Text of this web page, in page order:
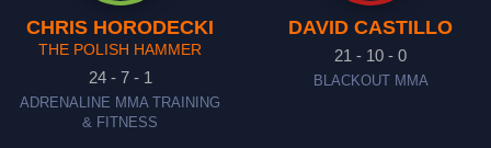
CHRIS HORODECKI
THE POLISH HAMMER
24 - 7 - 1
ADRENALINE MMA TRAINING
& FITNESS
DAVID CASTILLO
21 - 10 - 0
BLACKOUT MMA